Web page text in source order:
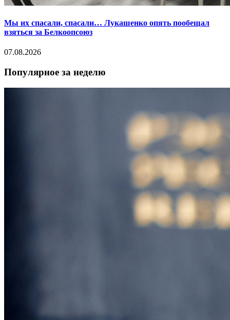
Мы их спасали, спасали… Лукашенко опять пообещал
взяться за Белкоопсоюз
07.08.2026
Популярное за неделю